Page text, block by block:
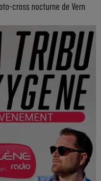
cross nocturne de Vern